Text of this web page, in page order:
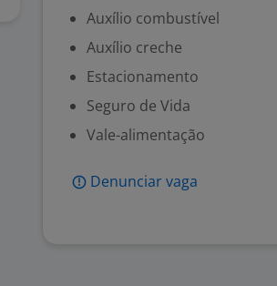
Auxílio combustível
Auxílio creche
Estacionamento
Seguro de Vida
Vale-alimentação
Denunciar vaga